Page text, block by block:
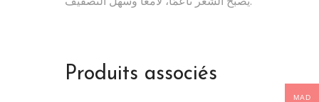
Produits associés
MAD